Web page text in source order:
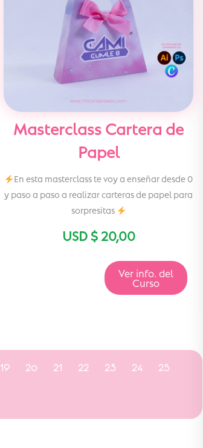
Masterclass Cartera de
Papel
En esta masterclass te voy a enseñar desde 0
y paso a paso a realizar carteras de papel para
sorpresitas
USD $ 20,00
Ver info. del
Curso
19 20 21 22 23 24 25